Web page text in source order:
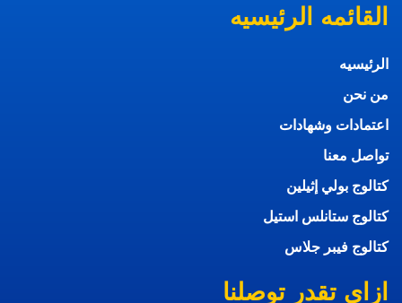
القائمه الرئيسيه
الرئيسيه
من نحن
اعتمادات وشهادات
تواصل معنا
كتالوج بولي إثيلين
كتالوج ستانلس استيل
كتالوج فيبر جلاس
ازاي تقدر توصلنا